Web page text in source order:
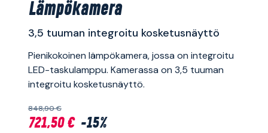
Lämpökamera
3,5 tuuman integroitu kosketusnäyttö
Pienikokoinen lämpökamera, jossa on integroitu
LED-taskulamppu. Kamerassa on 3,5 tuuman
integroitu kosketusnäyttö.
848,90 €
721,50 € -15%